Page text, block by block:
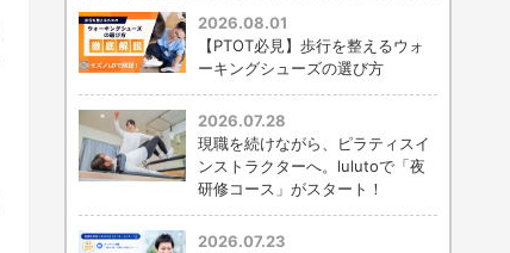
2026.08.01
【PTOT必見】歩行を整えるウォ
ーキングシューズの選び方
2026.07.28
現職を続けながら、ピラティスイ
ンストラクターへ。lulutoで「夜
研修コース」がスタート！
2026.07.23